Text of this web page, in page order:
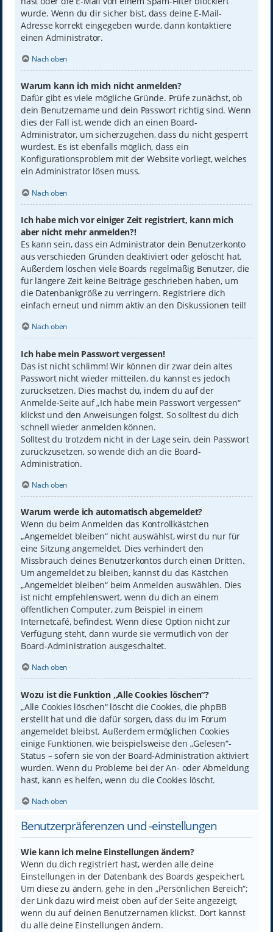
wurde. Wenn du dir sicher bist, dass deine E-Mail-
Adresse korrekt eingegeben wurde, dann kontaktiere
einen Administrator.
Nach oben
Warum kann ich mich nicht anmelden?
Dafür gibt es viele mögliche Gründe. Prüfe zunächst, ob
dein Benutzername und dein Passwort richtig sind. Wenn
dies der Fall ist, wende dich an einen Board-
Administrator, um sicherzugehen, dass du nicht gesperrt
wurdest. Es ist ebenfalls möglich, dass ein
Konfigurationsproblem mit der Website vorliegt, welches
ein Administrator lösen muss.
Nach oben
Ich habe mich vor einiger Zeit registriert, kann mich
aber nicht mehr anmelden?!
Es kann sein, dass ein Administrator dein Benutzerkonto
aus verschieden Gründen deaktiviert oder gelöscht hat.
Außerdem löschen viele Boards regelmäßig Benutzer, die
für längere Zeit keine Beiträge geschrieben haben, um
die Datenbankgröße zu verringern. Registriere dich
einfach erneut und nimm aktiv an den Diskussionen teil!
Nach oben
Ich habe mein Passwort vergessen!
Das ist nicht schlimm! Wir können dir zwar dein altes
Passwort nicht wieder mitteilen, du kannst es jedoch
zurücksetzen. Dies machst du, indem du auf der
Anmelde-Seite auf „Ich habe mein Passwort vergessen“
klickst und den Anweisungen folgst. So solltest du dich
schnell wieder anmelden können.
Solltest du trotzdem nicht in der Lage sein, dein Passwort
zurückzusetzen, so wende dich an die Board-
Administration.
Nach oben
Warum werde ich automatisch abgemeldet?
Wenn du beim Anmelden das Kontrollkästchen
„Angemeldet bleiben“ nicht auswählst, wirst du nur für
eine Sitzung angemeldet. Dies verhindert den
Missbrauch deines Benutzerkontos durch einen Dritten.
Um angemeldet zu bleiben, kannst du das Kästchen
„Angemeldet bleiben“ beim Anmelden auswählen. Dies
ist nicht empfehlenswert, wenn du dich an einem
öffentlichen Computer, zum Beispiel in einem
Internetcafé, befindest. Wenn diese Option nicht zur
Verfügung steht, dann wurde sie vermutlich von der
Board-Administration ausgeschaltet.
Nach oben
Wozu ist die Funktion „Alle Cookies löschen“?
„Alle Cookies löschen“ löscht die Cookies, die phpBB
erstellt hat und die dafür sorgen, dass du im Forum
angemeldet bleibst. Außerdem ermöglichen Cookies
einige Funktionen, wie beispielsweise den „Gelesen“-
Status – sofern sie von der Board-Administration aktiviert
wurden. Wenn du Probleme bei der An- oder Abmeldung
hast, kann es helfen, wenn du die Cookies löscht.
Nach oben
Benutzerpräferenzen und -einstellungen
Wie kann ich meine Einstellungen ändern?
Wenn du dich registriert hast, werden alle deine
Einstellungen in der Datenbank des Boards gespeichert.
Um diese zu ändern, gehe in den „Persönlichen Bereich“;
der Link dazu wird meist oben auf der Seite angezeigt,
wenn du auf deinen Benutzernamen klickst. Dort kannst
du alle deine Einstellungen ändern.